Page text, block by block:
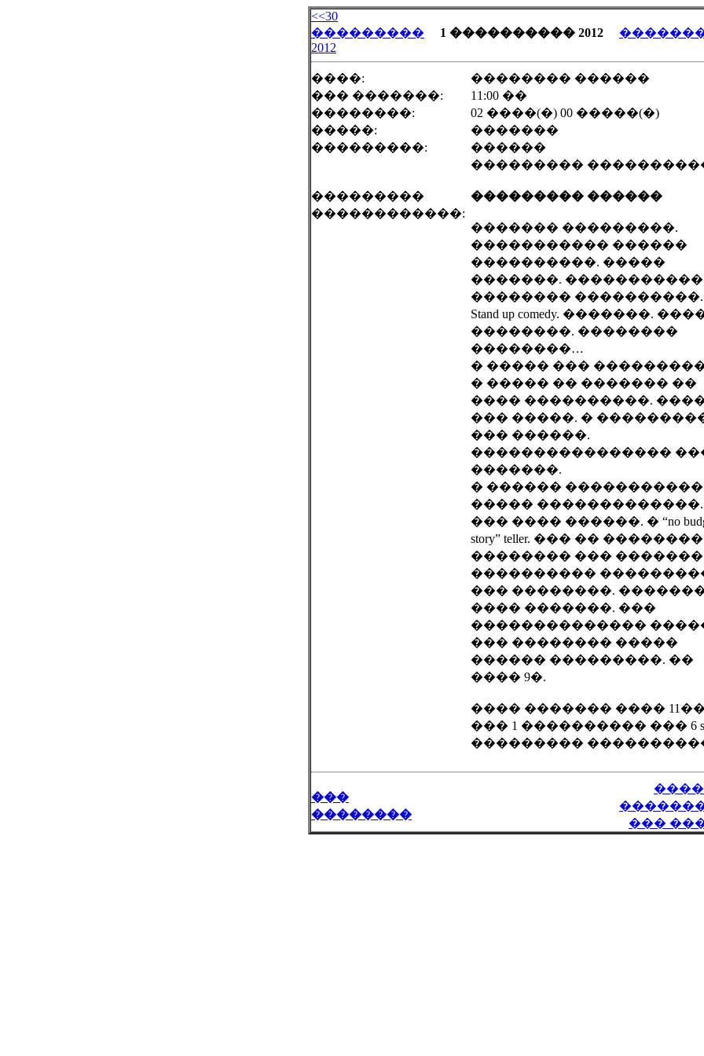
<<30
���������
2012
1 ���������� 2012
����:
�������� ������
��� �������:
11:00 ��
��������:
02 ����(�) 00 �����(�)
�����:
�������
���������:
������
���������
���������
������������:
��������� ������
������� ���������.
����������� ������
����������. �����
�������.
�������� ����������.
Stand up comedy. �������.
��������. ��������
��������…
� ����� ���
� ����� �� ������� ��
���� ����������.
��� �����. �
��� ������.
����������������
�������.
� ������
����� �������������.
��� ���� ������. � “no
story” teller. ��� ��
�������� ���
����������
��� ��������.
���� �������. ���
��������������
��� �������� �����
������ ���������. ��
���� 9�.
���� ������� ���� 11��
��� 1 ���������� ��� 6
���������
���
��������
���